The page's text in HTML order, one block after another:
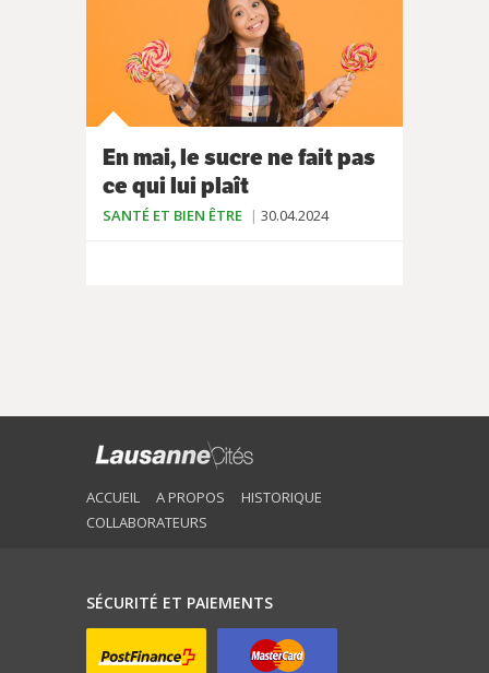
En mai, le sucre ne fait pas
ce qui lui plaît
SANTÉ ET BIEN ÊTRE 30.04.2024
ACCUEIL A PROPOS
HISTORIQUE
COLLABORATEURS
SÉCURITÉ ET PAIEMENTS